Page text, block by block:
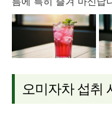
오미자차 섭취